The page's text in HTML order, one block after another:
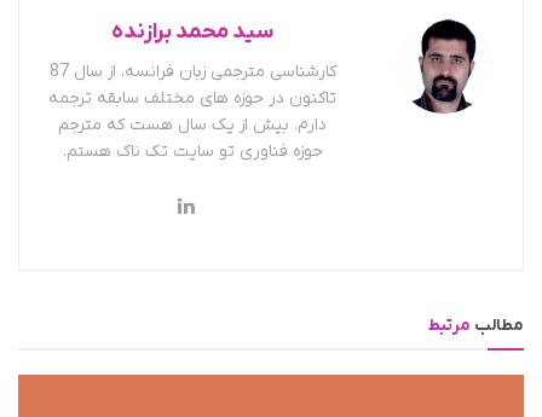
سید محمد برازنده
کارشناسی مترجمی زبان فرانسه. از سال 87
تاکنون در حوزه های مختلف سابقه ترجمه
دارم. بیش از یک سال هست که مترجم
حوزه فناوری تو سایت تک ناک هستم.
مطالب مرتبط